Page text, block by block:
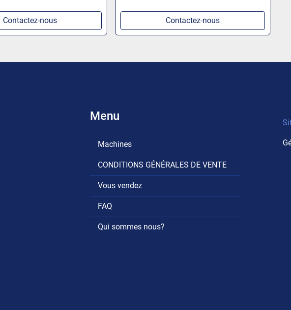
Contactez-nous Contactez-nous
Menu
Machines
CONDITIONS GÉNÉRALES DE VENTE
Vous vendez
FAQ
Qui sommes nous?